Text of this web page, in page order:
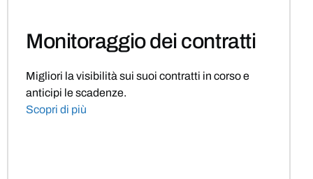
Monitoraggio dei contratti
Migliori la visibilità sui suoi contratti in corso e
anticipi le scadenze.
Scopri di più